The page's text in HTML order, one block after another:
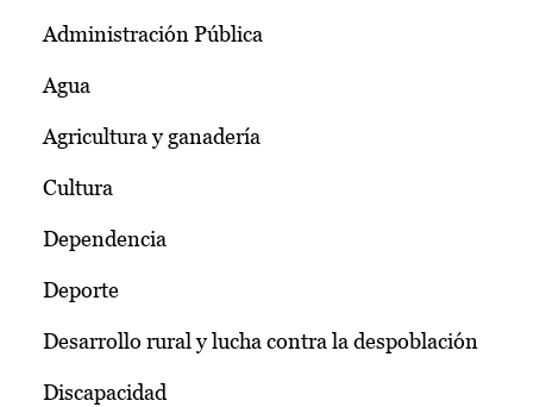
Administración Pública
Agua
Agricultura y ganadería
Cultura
Dependencia
Deporte
Desarrollo rural y lucha contra la despoblación
Discapacidad